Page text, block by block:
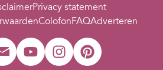
Privacy statement
ColofonFAQAdverteren